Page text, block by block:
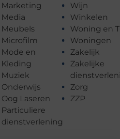
Marketing
Media
Meubels
Microfilm
Mode en
Kleding
Muziek
Onderwijs
Oog Laseren
Particuliere
dienstverlening
Wijn
Winkelen
Woning en
Woningen
Zakelijk
Zakelijke
Zorg
ZZP